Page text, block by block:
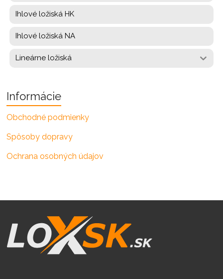
Ihlové ložiská HK
Ihlové ložiská NA
Lineárne ložiská
Informácie
Obchodné podmienky
Spôsoby dopravy
Ochrana osobných údajov